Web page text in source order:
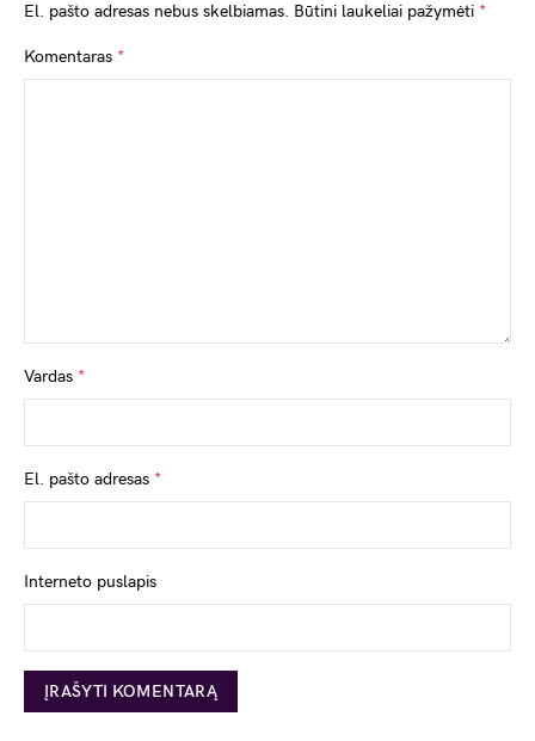
El. pašto adresas nebus skelbiamas. Būtini laukeliai pažymėti *
Komentaras *
Vardas *
El. pašto adresas *
Interneto puslapis